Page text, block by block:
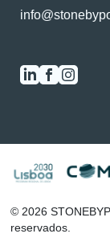
© 2026
reservados.
0/